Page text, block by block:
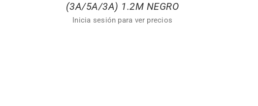
(3A/5A/3A) 1.2M NEGRO
Inicia sesión para ver precios